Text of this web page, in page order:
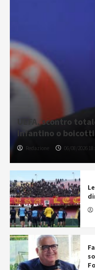
UEFA, scontro
Infantino o
Redazione 06/08/2026